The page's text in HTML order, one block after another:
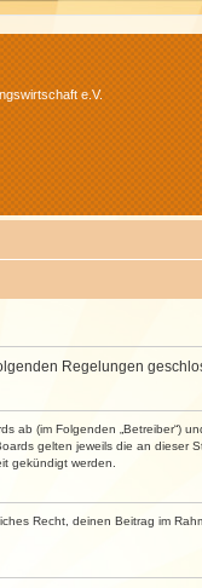
e.V.
Regelungen
ab (im Folgenden „Betreiber“)
gelten jeweils die an dieser
gekündigt werden.
Recht, deinen Beitrag im